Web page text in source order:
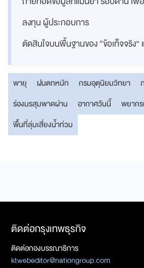
ลงทุน ผู้ประกอบการ
ตัดสินใจบนพื้นฐานของ “ข้อเท็จจริง”
พายุ ฝนตกหนัก กรมอุตุนิยมวิทยา
ร่องมรสุมพาดผ่าน
อากาศวันนี้
พยาก
พื้นที่ลุ่มเสี่ยงน้ำท่วม
ติดต่อกรุงเทพธุรกิจ
ติดต่อกองบรรณาธิการ
ktwebeditor@nationgroup.com